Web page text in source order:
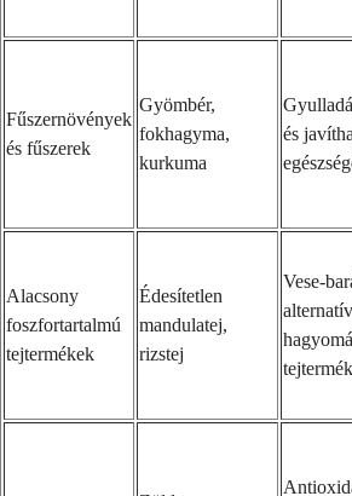
Fűszernövények
és fűszerek
Gyömbér,
fokhagyma,
kurkuma
és
Alacsony
foszfortartalmú
tejtermékek
Édesítetlen
mandulatej,
rizstej
Vese-